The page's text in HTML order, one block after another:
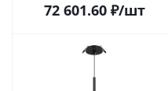
72 601.60₽/шт